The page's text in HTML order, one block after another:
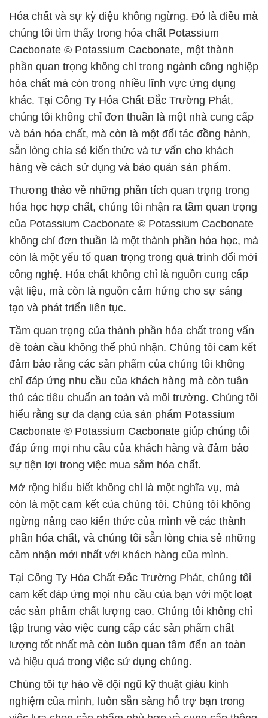
Hóa chất và sự kỳ diệu không ngừng. Đó là điều mà
chúng tôi tìm thấy trong hóa chất Potassium
Cacbonate © Potassium Cacbonate, một thành
phần quan trọng không chỉ trong ngành công nghiệp
hóa chất mà còn trong nhiều lĩnh vực ứng dụng
khác. Tại Công Ty Hóa Chất Đắc Trường Phát,
chúng tôi không chỉ đơn thuần là một nhà cung cấp
và bán hóa chất, mà còn là một đối tác đồng hành,
sẵn lòng chia sẻ kiến thức và tư vấn cho khách
hàng về cách sử dụng và bảo quản sản phẩm.
Thương thảo về những phần tích quan trọng trong
hóa học hợp chất, chúng tôi nhận ra tầm quan trọng
của Potassium Cacbonate © Potassium Cacbonate
không chỉ đơn thuần là một thành phần hóa học, mà
còn là một yếu tố quan trọng trong quá trình đổi mới
công nghệ. Hóa chất không chỉ là nguồn cung cấp
vật liệu, mà còn là nguồn cảm hứng cho sự sáng
tạo và phát triển liên tục.
Tầm quan trọng của thành phần hóa chất trong vấn
đề toàn cầu không thể phủ nhận. Chúng tôi cam kết
đảm bảo rằng các sản phẩm của chúng tôi không
chỉ đáp ứng nhu cầu của khách hàng mà còn tuân
thủ các tiêu chuẩn an toàn và môi trường. Chúng tôi
hiểu rằng sự đa dạng của sản phẩm Potassium
Cacbonate © Potassium Cacbonate giúp chúng tôi
đáp ứng mọi nhu cầu của khách hàng và đảm bảo
sự tiện lợi trong việc mua sắm hóa chất.
Mở rộng hiểu biết không chỉ là một nghĩa vụ, mà
còn là một cam kết của chúng tôi. Chúng tôi không
ngừng nâng cao kiến thức của mình về các thành
phần hóa chất, và chúng tôi sẵn lòng chia sẻ những
cảm nhận mới nhất với khách hàng của mình.
Tại Công Ty Hóa Chất Đắc Trường Phát, chúng tôi
cam kết đáp ứng mọi nhu cầu của bạn với một loạt
các sản phẩm chất lượng cao. Chúng tôi không chỉ
tập trung vào việc cung cấp các sản phẩm chất
lượng tốt nhất mà còn luôn quan tâm đến an toàn
và hiệu quả trong việc sử dụng chúng.
Chúng tôi tự hào về đội ngũ kỹ thuật giàu kinh
nghiệm của mình, luôn sẵn sàng hỗ trợ bạn trong